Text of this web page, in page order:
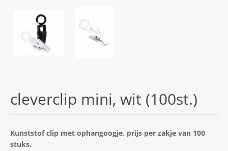
cleverclip mini, wit (100st.)
Kunststof clip met ophangoogje. prijs per zakje van 100
stuks.